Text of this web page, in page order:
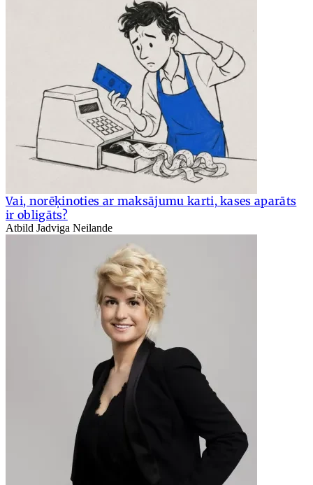
Vai, norēķinoties ar maksājumu karti, kases aparāts
ir obligāts?
Atbild Jadviga Neilande